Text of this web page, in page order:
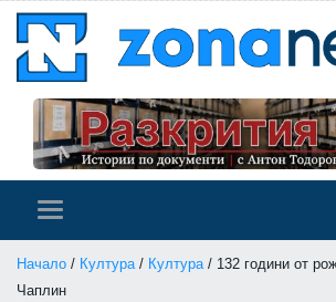
Начало / Култура/ Култура/ 132 години от
Чаплин